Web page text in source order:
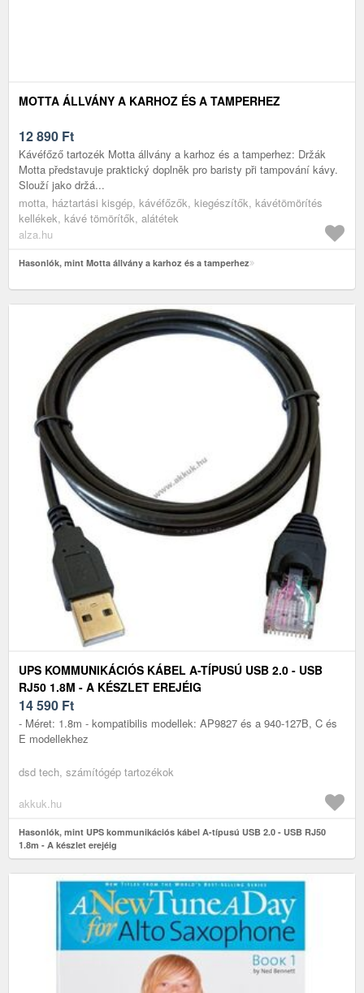
MOTTA ÁLLVÁNY A KARHOZ ÉS A TAMPERHEZ
12 890 Ft
Kávéfőző tartozék Motta állvány a karhoz és a tamperhez: Držák
Motta představuje praktický doplněk pro baristy při tampování kávy.
Slouží jako držá...
motta, háztartási kisgép, kávéfőzők, kiegészítők, kávétömörítés
kellékek, kávé tömörítők, alátétek
alza.hu
Hasonlók, mint Motta állvány a karhoz és a tamperhez
UPS KOMMUNIKÁCIÓS KÁBEL A-TÍPUSÚ USB 2.0 - USB
RJ50 1.8M - A KÉSZLET EREJÉIG
14 590 Ft
- Méret: 1.8m - kompatibilis modellek: AP9827 és a 940-127B, C és
E modellekhez
dsd tech, számítógép tartozékok
akkuk.hu
Hasonlók, mint UPS kommunikációs kábel A-típusú USB 2.0 - USB RJ50
1.8m - A készlet erejéig